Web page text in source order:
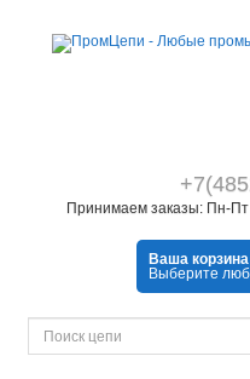
Принимаем заказы: Пн-
Ваша корзина
Выберите